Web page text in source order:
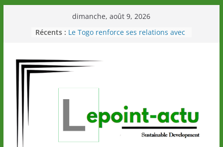
dimanche, août 9, 2026
Récents : Le Togo renforce ses relations avec
Éléphants en Côte d’Ivoire
LOTO DETENTE”, un nouveau tirage
marque de confiance au Togo sur
la scène internationale au-delà des
performances de ses athlètes
Togo: Que retenir de la politique
éducation et de l’ambition de